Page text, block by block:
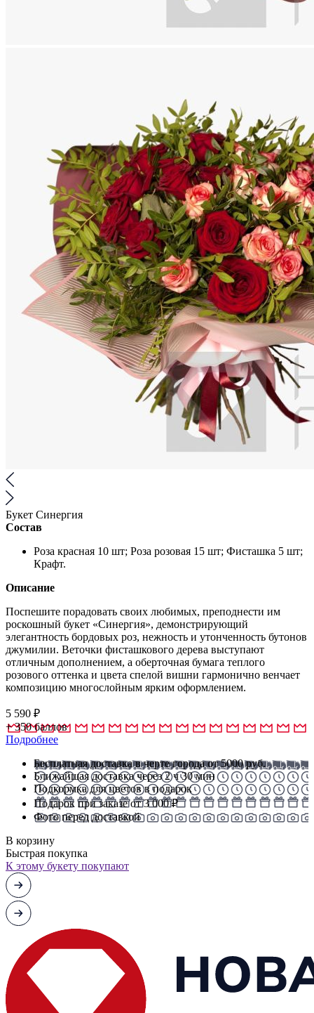
Букет Синергия
Состав
Роза красная 10 шт; Роза розовая 15 шт; Фисташка 5 шт;
Крафт.
Описание
Поспешите порадовать своих любимых, преподнести им
роскошный букет «Синергия», демонстрирующий
элегантность бордовых роз, нежность и утонченность бутонов
джумилии. Веточки фисташкового дерева выступают
отличным дополнением, а оберточная бумага теплого
розового оттенка и цвета спелой вишни гармонично венчает
композицию многослойным ярким оформлением.
5 590 ₽
+350баллов
Подробнее
Бесплатная доставка в черте города от 5000 руб.
Ближайшая доставка через 2 ч 30 мин
Подкормка для цветов в подарок
Подарок при заказе от 3 000 ₽
Фото перед доставкой
В корзину
Быстрая покупка
К этому букету покупают